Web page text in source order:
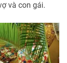
và con gái.